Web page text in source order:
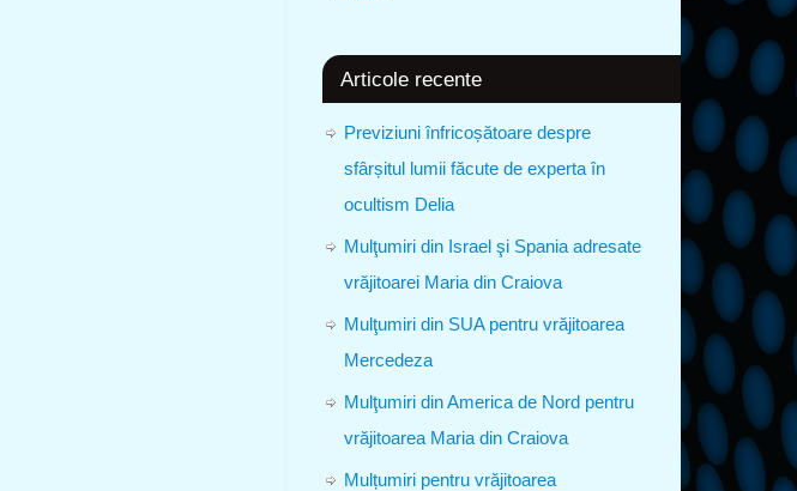
Articole recente
Previziuni înfricoșătoare despre
sfârșitul lumii făcute de experta în
ocultism Delia
Mulţumiri din Israel şi Spania adresate
vrăjitoarei Maria din Craiova
Mulţumiri din SUA pentru vrăjitoarea
Mercedeza
Mulţumiri din America de Nord pentru
vrăjitoarea Maria din Craiova
Mulțumiri pentru vrăjitoarea